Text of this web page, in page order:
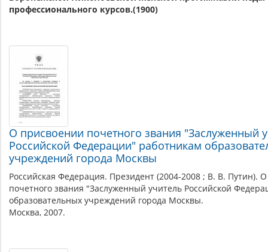
профессионального курсов.(1900)
О присвоении почетного звания "Заслуженный
Российской Федерации" работникам
учреждений города Москвы
Российская Федерация. Президент (2004-2008 ; В. В. Путин).
почетного звания "Заслуженный учитель Российской
образовательных учреждений города Москвы.
Москва, 2007.